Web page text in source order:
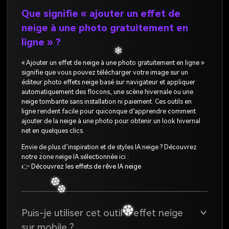
❅
❄
❅
Que signifie « ajouter un effet de
neige à une photo gratuitement en
ligne » ?
« Ajouter un effet de neige à une photo gratuitement en ligne »
signifie que vous pouvez télécharger votre image sur un
éditeur photo effets neige basé sur navigateur et appliquer
automatiquement des flocons, une scène hivernale ou une
neige tombante sans installation ni paiement. Ces outils en
ligne rendent facile pour quiconque d’apprendre comment
ajouter de la neige à une photo pour obtenir un look hivernal
net en quelques clics.
Envie de plus d’inspiration et de styles IA neige ? Découvrez
notre zone neige IA sélectionnée ici :
👉 Découvrez les effets de rêve IA neige
Puis-je utiliser cet outil d’effet neige